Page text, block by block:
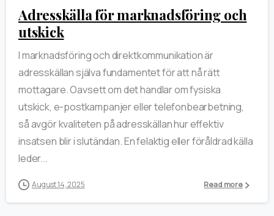
Adresskälla för marknadsföring och
utskick
I marknadsföring och direktkommunikation är
adresskällan själva fundamentet för att nå rätt
mottagare. Oavsett om det handlar om fysiska
utskick, e-postkampanjer eller telefonbearbetning,
så avgör kvaliteten på adresskällan hur effektiv
insatsen blir i slutändan. En felaktig eller föråldrad källa
leder...
August 14, 2025 Read more